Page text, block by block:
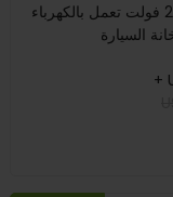
وسادة سخانة للسيارة مفردة واحدة من 12-24 فولت تعمل بالكهرباء
السيارة
+